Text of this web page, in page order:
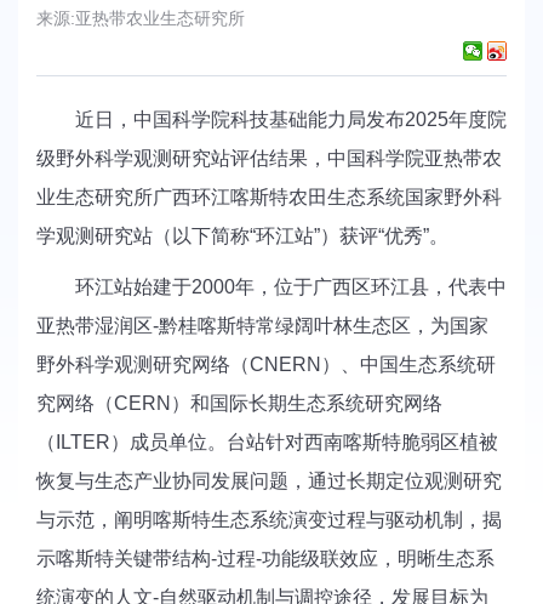
来源:亚热带农业生态研究所
近日，中国科学院科技基础能力局发布2025年度院
级野外科学观测研究站评估结果，中国科学院亚热带农
业生态研究所广西环江喀斯特农田生态系统国家野外科
学观测研究站（以下简称“环江站”）获评“优秀”。
环江站始建于2000年，位于广西区环江县，代表中
亚热带湿润区-黔桂喀斯特常绿阔叶林生态区，为国家
野外科学观测研究网络（CNERN）、中国生态系统研
究网络（CERN）和国际长期生态系统研究网络
（ILTER）成员单位。台站针对西南喀斯特脆弱区植被
恢复与生态产业协同发展问题，通过长期定位观测研究
与示范，阐明喀斯特生态系统演变过程与驱动机制，揭
示喀斯特关键带结构-过程-功能级联效应，明晰生态系
统演变的人文-自然驱动机制与调控途径，发展目标为